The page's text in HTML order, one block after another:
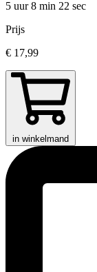
5 uur 8 min 22 sec
Prijs
€ 17,99
in winkelmand